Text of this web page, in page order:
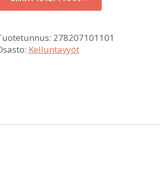
278207101101
Kelluntavyöt